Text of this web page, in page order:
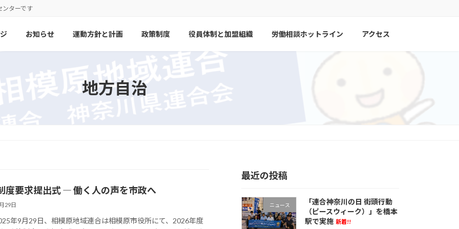
ンターです
お知らせ 運動方針と計画 政策制度 役員体制と加盟組織 労働相談ホットライン アクセス
地方自治
度要求提出式 ― 働く人の声を市政へ
29日
年9月29日、相模原地域連合は相模原市役所にて、2026年度
最近の投稿
ニュース
「連合神奈川の日 街頭行動
（ピースウィーク）」を橋本
駅で実施 新着!!